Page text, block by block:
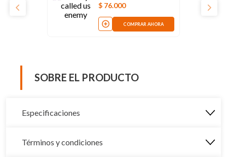
$ 76.000
COMPRAR AHORA
SOBRE EL PRODUCTO
Especificaciones
Términos y condiciones